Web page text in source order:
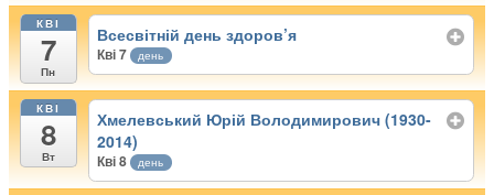
КВІ
7
Пн
Всесвітній день здоров’я
Кві 7 день
КВІ
8
Вт
Хмелевський Юрій Володимирович (1930-
2014)
Кві 8 день